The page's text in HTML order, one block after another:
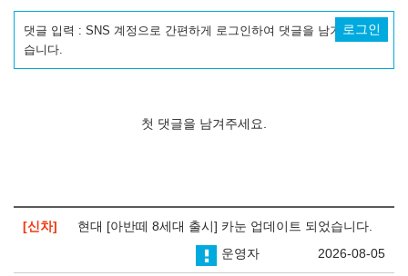
댓글 입력 : SNS 계정으로 간편하게 로그인하여 댓글을 남기실 수 있
습니다.
로그인
첫 댓글을 남겨주세요.
신차
현대 [아반떼 8세대 출시] 카눈 업데이트 되었습니다.
2026-08-05
운영자